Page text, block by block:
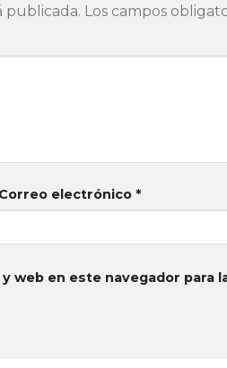
publicada. Los campos
Correo electrónico*
web en este navegador para